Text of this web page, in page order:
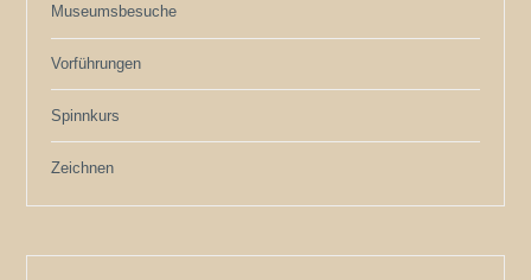
Museumsbesuche
Vorführungen
Spinnkurs
Zeichnen